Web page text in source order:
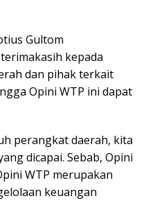
Gultom
kepada
dan pihak terkait
Opini WTP ini dapat
perangkat daerah, kita
dicapai. Sebab, Opini
WTP merupakan
keuangan